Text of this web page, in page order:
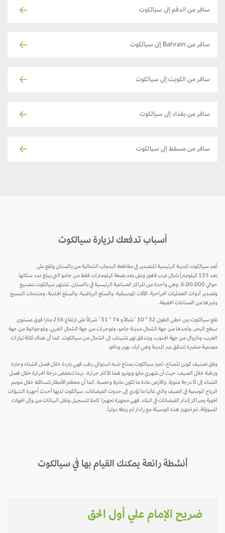
سافر من الدقم إلى سيالكوت
سافر من Bahrain إلى سيالكوت
سافر من الكويت إلى سيالكوت
سافر من بغداد إلى سيالكوت
سافر من مسقط إلى سيالكوت
أسباب تدفعك لزيارة سيالكوت
تُعد سيالكوت المدينة الرئيسية للتصدير في مقاطعة البنجاب الشمالية من باكستان وتقع على
بعد 135 كيلومتراً شمال غرب لاهور وعلى بعد بضعة كيلومترات فقط من جامو التي يبلغ عدد سكانها
حوالي 6،00،000. وهي واحدة من المراكز الصناعية الرئيسية في باكستان. تشتهر سيالكوت بتصنيع
وتصدير أدوات العمليات الجراحية، الآلات الموسيقية، والسلع الرياضية، والسلع الجلدية، ومنتجات النسيج
وغيرها من الصناعات الخفيفة.
تقع سيالكوت بين خطي الطول 32 ° 30 ′ شمالاً و 74 ° 31 ′ شرقاً على ارتفاع 256 مترًا فوق مستوى
سطح البحر، وتحدها من جهة الشمال مدينة جامو، وغوجرات من جهة الشمال الغربي، وغوجوانولا من جهة
الغرب، وناروال من جهة الجنوب. ويتدفق نهر تشيناب إلى الشمال من سيالكوت. كما أن هناك ثلاثة تيارات
موسمية صغيرة تتدفق عبر المدينة وهي ايك، بهير وبالخو.
وفق تصنيف كوبن للمناخ، تتميز سيالكوت بمناخ شبه استوائي رطب فهي باردة خلال فصل الشتاء وحارة
ورطبة خلال الصيف، حيث أن شهري مايو ويونيو هما الأكثر حرارة، بينما تنخفض درجة الحرارة خلال فصل
الشتاء إلى 0 درجة مئوية. والأرض عادة ما تكون عادية وخصبة. كما أن معظم الأمطار تتساقط خلال موسم
الرياح الموسمية في الصيف والتي غالبا ما تؤدي إلى حدوث الفيضانات. سيالكوت لديها أحدث أجهزة التنبؤات
الجوية ومراكز إنذار الفيضانات في البلاد، فهي مجهزة تجهيزا كاملا لتسجيل ونقل البيانات من وإلى الجهات
المسوؤلة. تم تجهيز هذه الوسيلة مع رادار تم ربطه دولياً.
أنشطة رائعة يمكنك القيام بها في سيالكوت
ضريح الإمام علي أول الحق